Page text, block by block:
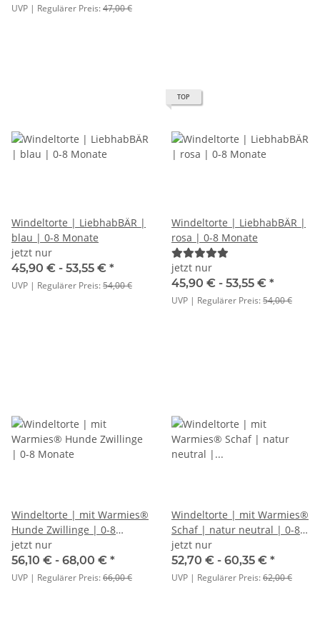
UVP | Regulärer Preis:47,00 €
Windeltorte | LiebhabBÄR |
blau | 0-8 Monate
jetzt nur
45,90 € - 53,55 € *
UVP | Regulärer Preis:54,00 €
TOP
Windeltorte | LiebhabBÄR |
rosa | 0-8 Monate
jetzt nur
45,90 € - 53,55 € *
UVP | Regulärer Preis:54,00 €
Windeltorte | mit Warmies®
Hunde Zwillinge | 0-8
Monate
jetzt nur
56,10 € - 68,00 € *
UVP | Regulärer Preis:66,00 €
Windeltorte | mit Warmies®
Schaf | natur neutral | 0-8
Monate
jetzt nur
52,70 € - 60,35 € *
UVP | Regulärer Preis:62,00 €